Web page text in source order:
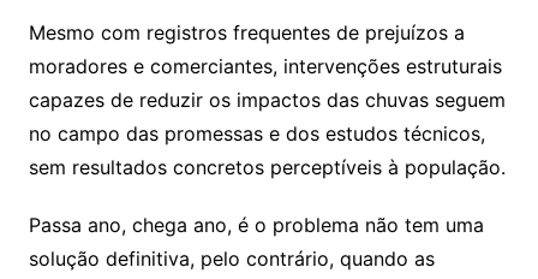
Mesmo com registros frequentes de prejuízos a
moradores e comerciantes, intervenções estruturais
capazes de reduzir os impactos das chuvas seguem
no campo das promessas e dos estudos técnicos,
sem resultados concretos perceptíveis à população.
Passa ano, chega ano, é o problema não tem uma
solução definitiva, pelo contrário, quando as